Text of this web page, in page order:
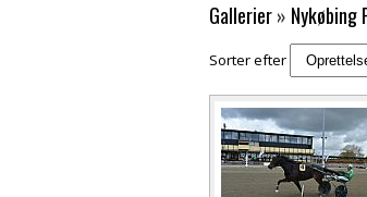
Gallerier» Nykøbing
Sorter efter